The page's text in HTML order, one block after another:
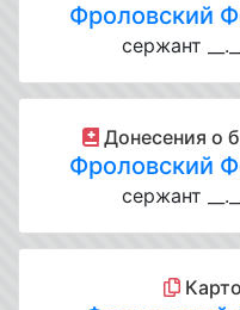
Фроловский
сержант
Донесения о
Фроловский
сержант